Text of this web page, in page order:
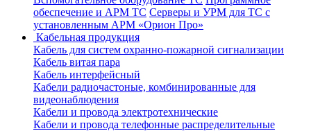
обеспечение и АРМ ТС Серверы и УРМ для ТС с
установленным АРМ «Орион Про»
Кабельная продукция
Кабель для систем охранно-пожарной сигнализации
Кабель витая пара
Кабель интерфейсный
Кабели радиочастоные, комбинированные для
видеонаблюдения
Кабели и провода электротехнические
Кабели и провода телефонные распределительные